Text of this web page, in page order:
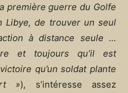
première guerre du Golfe
Libye, de trouver un seul
à distance seule …
et toujours qu’il est
qu’un soldat plante
»), s’intéresse assez